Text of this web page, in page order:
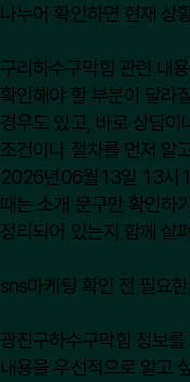
나누어 확인하면 현재 상
구리하수구막힘 관련 내
확인해야 할 부분이 달라
경우도 있고, 바로 상담이
조건이나 절차를 먼저 알
2026년06월13일 13시
때는 소개 문구만 확인하
정리되어 있는지 함께 살
sns마케팅 확인 전 필요
광진구하수구막힘 정보
내용을 우선적으로 알고